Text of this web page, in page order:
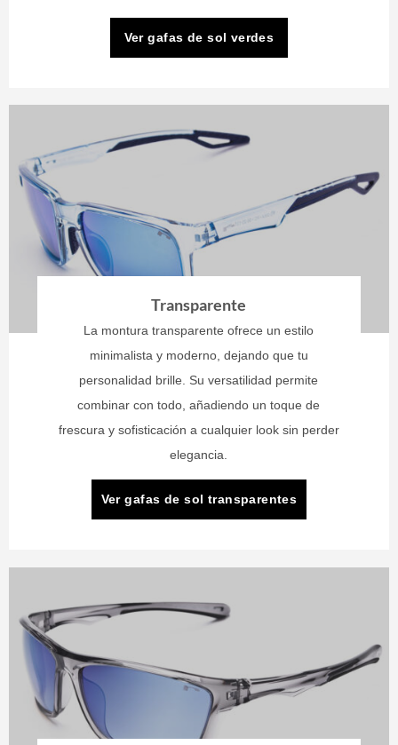
Ver gafas de sol verdes
Transparente
La montura transparente ofrece un estilo
minimalista y moderno, dejando que tu
personalidad brille. Su versatilidad permite
combinar con todo, añadiendo un toque de
frescura y sofisticación a cualquier look sin perder
elegancia.
Ver gafas de sol transparentes